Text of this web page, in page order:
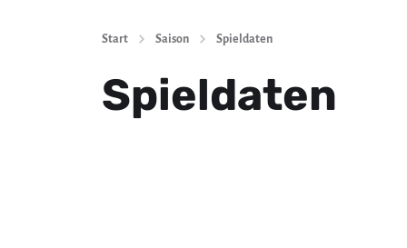
Start Saison Spieldaten
Spieldaten